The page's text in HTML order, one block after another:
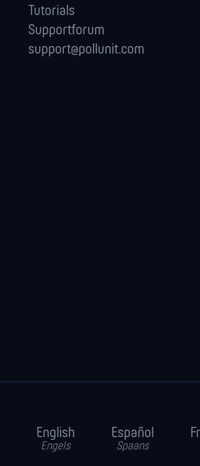
Tutorials
Supportforum
support@pollunit.com
English
Engels
Español
Spaans